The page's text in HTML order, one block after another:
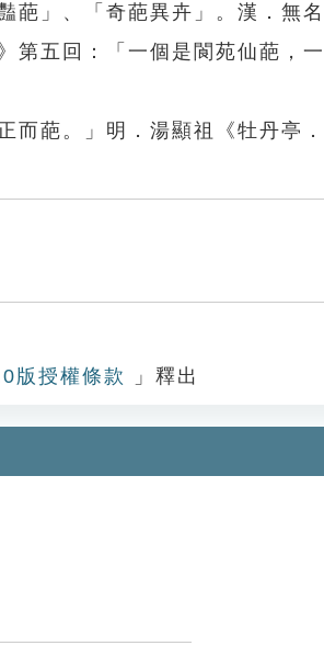
葩」、「奇葩異卉」。漢．無
五回：「一個是閬苑仙葩，一
而葩。」明．湯顯祖《牡丹亭
版授權條款 」釋出